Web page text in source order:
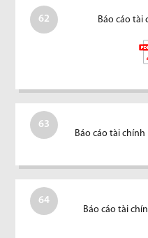
62 Báo cáo tài
63
Báo cáo tài
64
Báo cáo tài